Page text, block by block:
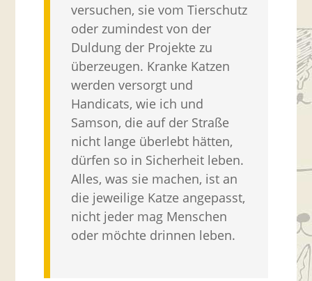
versuchen, sie vom Tierschutz
oder zumindest von der
Duldung der Projekte zu
überzeugen. Kranke Katzen
werden versorgt und
Handicats, wie ich und
Samson, die auf der Straße
nicht lange überlebt hätten,
dürfen so in Sicherheit leben.
Alles, was sie machen, ist an
die jeweilige Katze angepasst,
nicht jeder mag Menschen
oder möchte drinnen leben.